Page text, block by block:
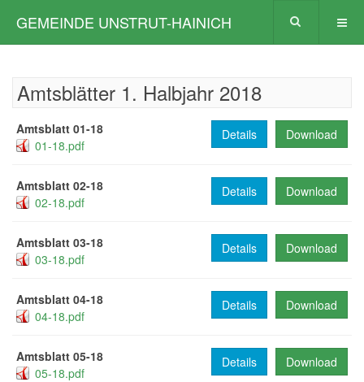
GEMEINDE UNSTRUT-HAINICH
Amtsblätter 1. Halbjahr 2018
Amtsblatt 01-18
01-18.pdf
Download
Details
Amtsblatt 02-18
02-18.pdf
Download
Details
Amtsblatt 03-18
03-18.pdf
Download
Details
Amtsblatt 04-18
04-18.pdf
Download
Details
Amtsblatt 05-18
05-18.pdf
Download
Details